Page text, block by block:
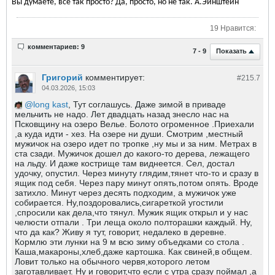
Вы думаете, все так просто? Да, просто, но не так. А.Эйнштейн
19 Нравится:
7 - 9 Показать
комментариев: 9
#215. 7
Григорий комментирует:
04.03.2026, 15:03
long kast , Тут соглашусь. Даже зимой в приваде
мельчить не надо. Лет двадцать назад знесло нас на
Псковщину на озеро Велье. Болото огроменное .Приехали
,а куда идти - хез. На озере ни души. Смотрим ,местный
мужичок на озеро идет по тропке ,ну мы и за ним. Метрах в
ста сзади. Мужичок дошел до какого-то дерева, лежащего
на льду. И даже кострище там виднеется. Сел, достал
удочку, опустил. Через минуту глядим,тянет что-то и сразу в
ящик под себя. Через пару минут опять,потом опять. Вроде
затихло. Минут через десять подходим, а мужичок уже
собирается. Ну,поздоровались,сигареткой угостили
,спросили как дела,что тянул. Мужик ящик открыл и у нас
челюсти отпали . Три леща около полторашки каждый. Ну,
что да как? Живу я тут, говорит, недалеко в деревне.
Кормлю эти лунки на 9 м всю зиму объедками со стола .
Каша,макароны,хлеб,даже картошка. Как свиней,в общем.
Ловит только на обычного червя,которого летом
заготавливает. Ну и говорит,что если с утра сразу поймал ,а